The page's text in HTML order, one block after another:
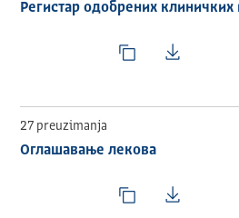
средставима и са
асоцијацијама;
учествује у планирању и
контроле лекова и
даје мишљења за увоз и
испитивања лековима;
средстава;
Регистар одобрених клиничких
27 preuzimanja
Оглашавање лекова